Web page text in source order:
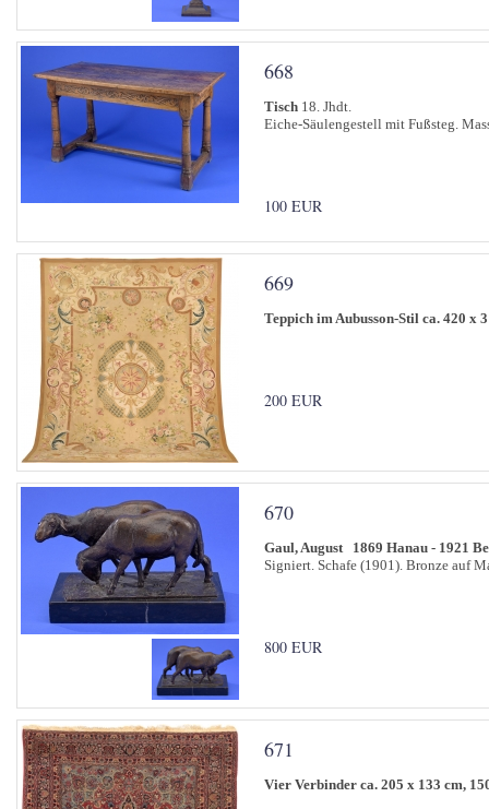
668
Tisch 18. Jhdt.
Eiche-Säulengestell mit Fußsteg.
100 EUR
669
Teppich im Aubusson-Stil ca. 420 x
200 EUR
670
Gaul, August 1869 Hanau - 1921
Signiert. Schafe (1901). Bronze auf
800 EUR
671
Vier Verbinder ca. 205 x 133 cm,